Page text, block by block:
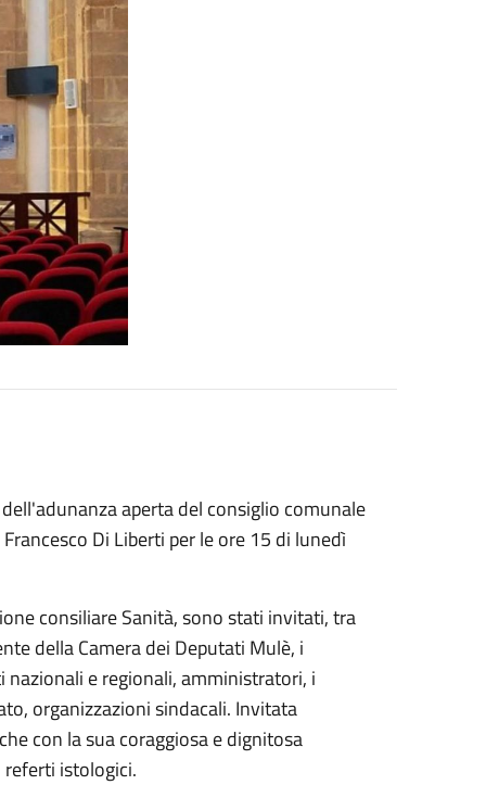
aperta del consiglio comunale
Di Liberti per le ore 15 di lunedì
consiliare Sanità, sono stati invitati, tra
della Camera dei Deputati Mulè, i
e regionali, amministratori, i
organizzazioni sindacali. Invitata
con la sua coraggiosa e dignitosa
istologici.